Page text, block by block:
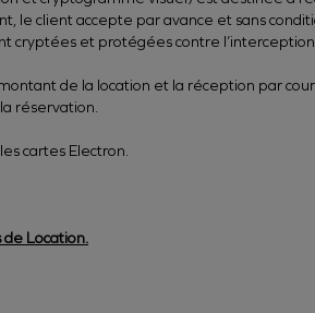
le client accepte par avance et sans
cryptées et protégées contre
de la location et la réception par
réservation.
cartes Electron.
de Location.